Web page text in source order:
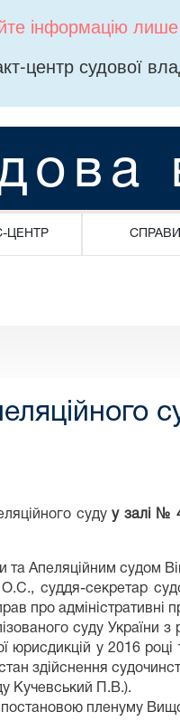
інформацію лише
центр судової
ЦЕНТР СПРАВИ
судуу залі №
Апеляційним судом
суддя-секретар
про
суду України
юрисдикцій у 2016
здійснення
Кучевський П.В.).
пленуму